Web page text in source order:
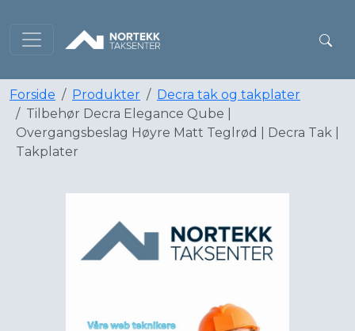
Forside Produkter
Decra tak og takplater
Tilbehør Decra Elegance Qube |
Overgangsbeslag Høyre Matt Teglrød | Decra Tak |
Takplater